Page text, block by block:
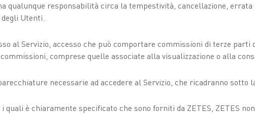
qualunque responsabilità circa la tempestività, cancellazione,
Utenti.
al Servizio, accesso che può comportare commissioni di terze
comprese quelle associate alla visualizzazione o alla
necessarie ad accedere al Servizio, che ricadranno sotto
quali è chiaramente specificato che sono forniti da ZETES, ZETES